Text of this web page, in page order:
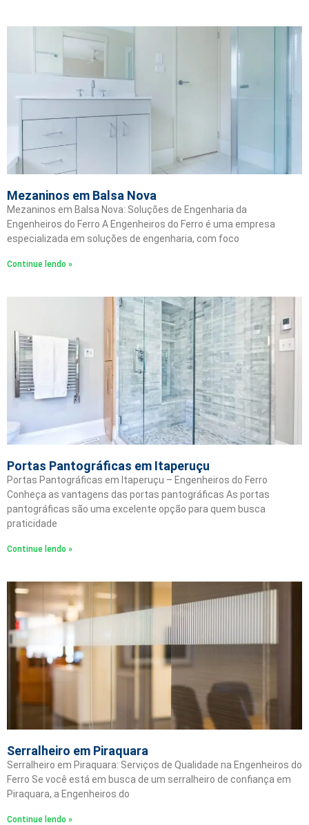
Mezaninos em Balsa Nova
Mezaninos em Balsa Nova: Soluções de Engenharia da
Engenheiros do Ferro A Engenheiros do Ferro é uma empresa
especializada em soluções de engenharia, com foco
Continue lendo »
Portas Pantográficas em Itaperuçu
Portas Pantográficas em Itaperuçu – Engenheiros do Ferro
Conheça as vantagens das portas pantográficas As portas
pantográficas são uma excelente opção para quem busca
praticidade
Continue lendo »
Serralheiro em Piraquara
Serralheiro em Piraquara: Serviços de Qualidade na Engenheiros do
Ferro Se você está em busca de um serralheiro de confiança em
Piraquara, a Engenheiros do
Continue lendo »